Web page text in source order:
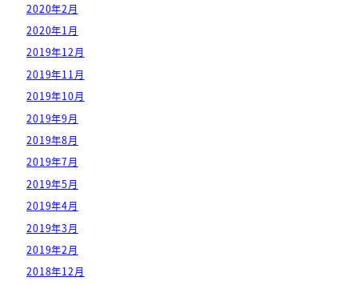
2020年2月
2020年1月
2019年12月
2019年11月
2019年10月
2019年9月
2019年8月
2019年7月
2019年5月
2019年4月
2019年3月
2019年2月
2018年12月